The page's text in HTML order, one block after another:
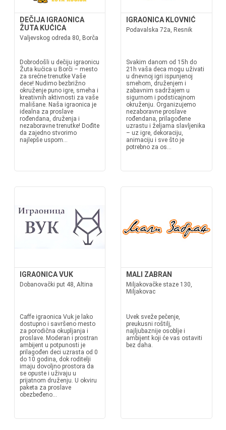
DEČIJA IGRAONICA
ŽUTA KUĆICA
Valjevskog odreda 80, Borča
Dobrodošli u dečiju igraonicu
Žuta kućica u Borči – mesto
za srećne trenutke Vaše
dece! Nudimo bezbrižno
okruženje puno igre, smeha i
kreativnih aktivnosti za vaše
mališane. Naša igraonica je
idealna za proslave
rođendana, druženja i
nezaboravne trenutke! Dođite
da zajedno stvorimo
najlepše uspom...
IGRAONICA KLOVNIĆ
Podavalska 72a, Resnik
Svakim danom od 15h do
21h vaša deca mogu uživati
u dnevnoj igri ispunjenoj
smehom, druženjem i
zabavnim sadržajem u
sigurnom i podsticajnom
okruženju. Organizujemo
nezaboravne proslave
rođendana, prilagođene
uzrastu i željama slavljenika
– uz igre, dekoraciju,
animaciju i sve što je
potrebno za os...
IGRAONICA VUK
Dobanovački put 48, Altina
Caffe igraonica Vuk je lako
dostupno i savršeno mesto
za porodična okupljanja i
proslave. Moderan i prostran
ambijent u potpunosti je
prilagođen deci uzrasta od 0
do 10 godina, dok roditelji
imaju dovoljno prostora da
se opuste i uživaju u
prijatnom druženju. U okviru
paketa za proslave
obezbeđeno...
MALI ZABRAN
Miljakovačke staze 130,
Miljakovac
Uvek sveže pečenje,
preukusni roštilj,
najljubaznije osoblje i
ambijent koji će vas ostaviti
bez daha.